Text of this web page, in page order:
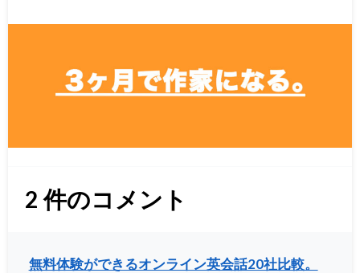
2 件のコメント
無料体験ができるオンライン英会話20社比較。